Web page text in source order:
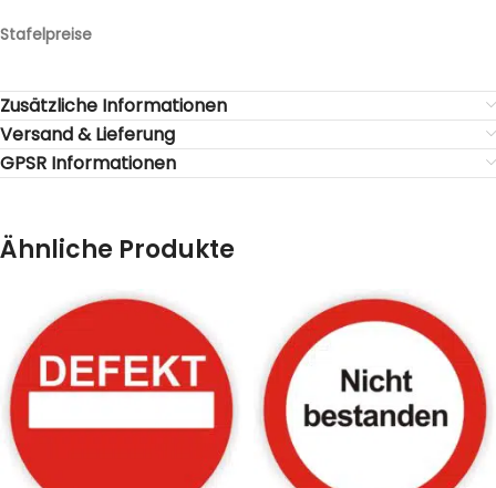
Stafelpreise
Zusätzliche Informationen
Versand & Lieferung
GPSR Informationen
Ähnliche Produkte